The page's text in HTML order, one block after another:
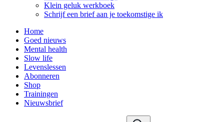
Klein geluk werkboek
Schrijf een brief aan je toekomstige ik
Home
Goed nieuws
Mental health
Slow life
Levenslessen
Abonneren
Shop
Trainingen
Nieuwsbrief